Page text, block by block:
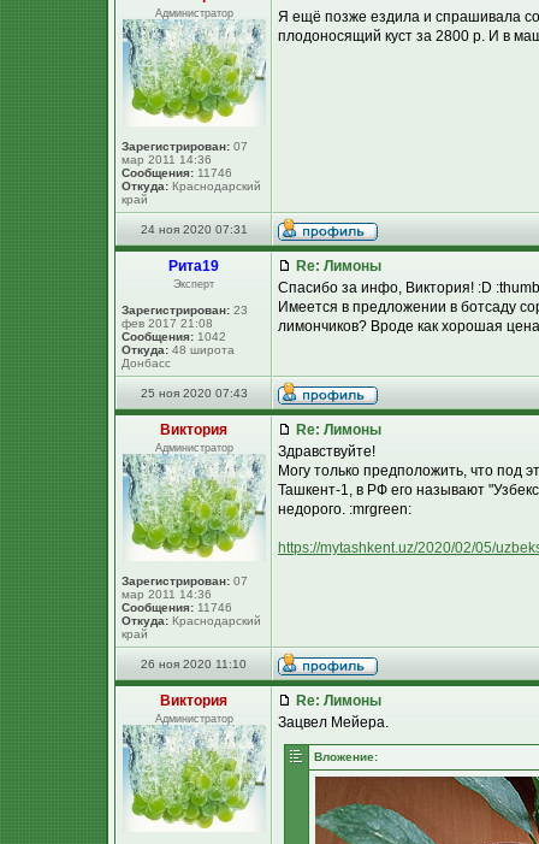
Администратор
Зарегистрирован: 07
мар 2011 14:36
Сообщения: 11746
Откуда: Краснодарский
край
Я ещё позже ездила и спрашивала
плодоносящий куст за 2800 р. И в
24 ноя 2020 07:31
Рита19
Эксперт
Зарегистрирован: 23
фев 2017 21:08
Сообщения: 1042
Откуда: 48 широта
Донбасс
Re: Лимоны
Спасибо за инфо, Виктория! :D
Имеется в предложении в ботсаду
лимончиков? Вроде как хорошая
25 ноя 2020 07:43
Виктория
Администратор
Зарегистрирован: 07
мар 2011 14:36
Сообщения: 11746
Откуда: Краснодарский
край
Re: Лимоны
Здравствуйте!
Могу только предположить, что под
Ташкент-1, в РФ его называют
недорого. :mrgreen:
https://mytashkent.uz/2020/02/05/
26 ноя 2020 11:10
Виктория
Администратор
Re: Лимоны
Зацвел Мейера.
Вложение: